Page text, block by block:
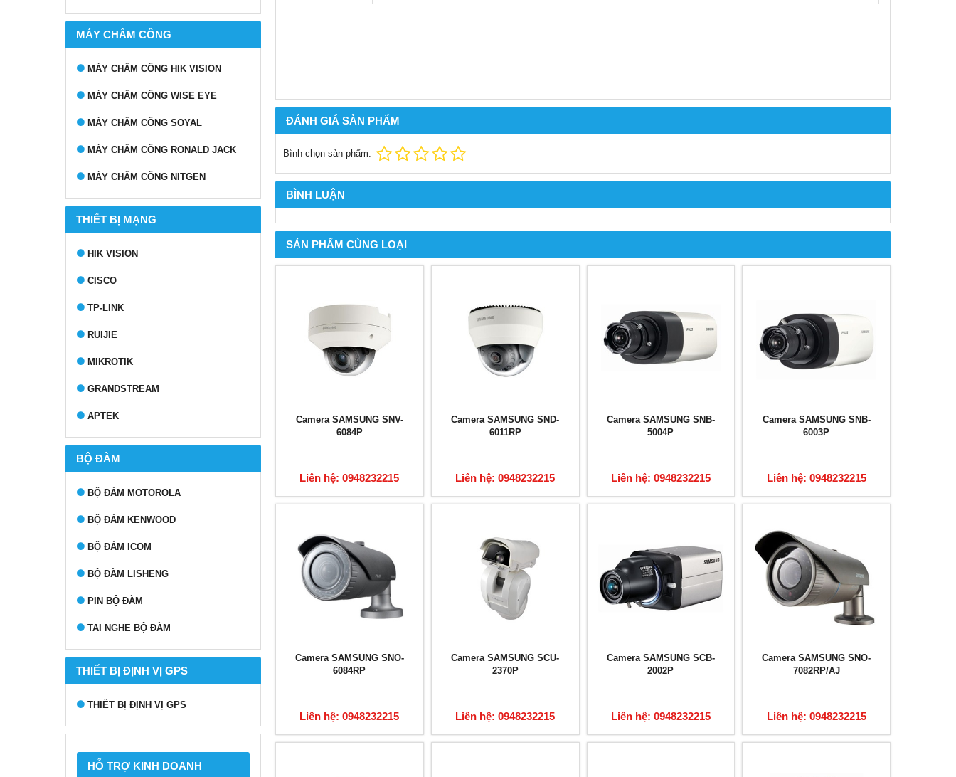
MÁY CHẤM CÔNG
MÁY CHẤM CÔNG HIK VISION
MÁY CHẤM CÔNG WISE EYE
MÁY CHẤM CÔNG SOYAL
MÁY CHẤM CÔNG RONALD JACK
MÁY CHẤM CÔNG NITGEN
THIẾT BỊ MẠNG
HIK VISION
CISCO
TP-LINK
RUIJIE
MIKROTIK
GRANDSTREAM
APTEK
BỘ ĐÀM
BỘ ĐÀM MOTOROLA
BỘ ĐÀM KENWOOD
BỘ ĐÀM ICOM
BỘ ĐÀM LISHENG
PIN BỘ ĐÀM
TAI NGHE BỘ ĐÀM
THIẾT BỊ ĐỊNH VỊ GPS
THIẾT BỊ ĐỊNH VỊ GPS
HỖ TRỢ KINH DOANH
ĐÁNH GIÁ SẢN PHẨM
Bình chọn sản phẩm:
BÌNH LUẬN
SẢN PHẨM CÙNG LOẠI
Camera SAMSUNG SNV-
6084P
Liên hệ: 0948232215
Camera SAMSUNG SND-
6011RP
Liên hệ: 0948232215
Camera SAMSUNG SNB-
5004P
Liên hệ: 0948232215
Camera SAMSUNG SNB-
6003P
Liên hệ: 0948232215
Camera SAMSUNG SNO-
6084RP
Liên hệ: 0948232215
Camera SAMSUNG SCU-
2370P
Liên hệ: 0948232215
Camera SAMSUNG SCB-
2002P
Liên hệ: 0948232215
Camera SAMSUNG SNO-
7082RP/AJ
Liên hệ: 0948232215